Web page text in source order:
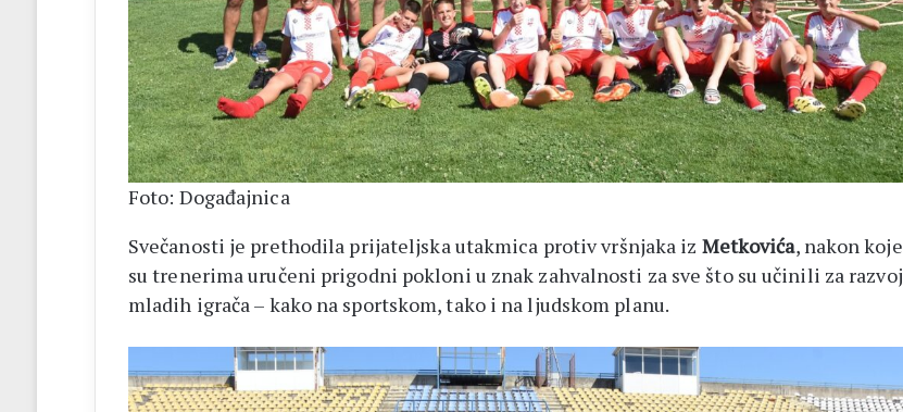
Foto: Događajnica
Svečanosti je prethodila prijateljska utakmica protiv vršnjaka iz Metkovića, nakon koje
su trenerima uručeni prigodni pokloni u znak zahvalnosti za sve što su učinili za razvoj
mladih igrača – kako na sportskom, tako i na ljudskom planu.